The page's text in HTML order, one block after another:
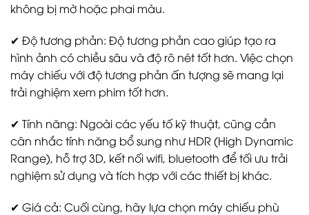
không bị mờ hoặc phai màu.
✔ Độ tương phản: Độ tương phản cao giúp tạo ra
hình ảnh có chiều sâu và độ rõ nét tốt hơn. Việc chọn
máy chiếu với độ tương phản ấn tượng sẽ mang lại
trải nghiệm xem phim tốt hơn.
✔ Tính năng: Ngoài các yếu tố kỹ thuật, cũng cần
cân nhắc tính năng bổ sung như HDR (High Dynamic
Range), hỗ trợ 3D, kết nối wifi, bluetooth để tối ưu trải
nghiệm sử dụng và tích hợp với các thiết bị khác.
✔ Giá cả: Cuối cùng, hãy lựa chọn máy chiếu phù